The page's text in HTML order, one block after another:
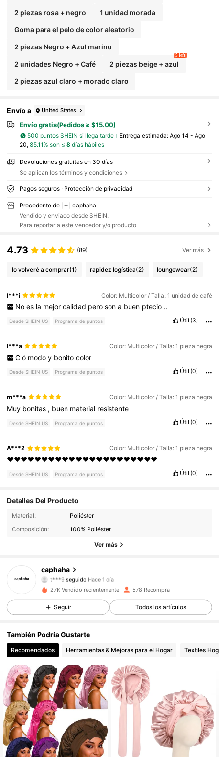
2 piezas rosa + negro 1 unidad morada
Goma para el pelo de color aleatorio
2 piezas Negro + Azul marino
2 unidades Negro + Café 2 piezas beige + azul
5 left
2 piezas azul claro + morado claro
Envío a United States
Envío gratis(Pedidos ≥ $15.00)
500 puntos SHEIN si llega tarde Entrega estimada: Ago 14 - Ago
20, 85.11% son ≤ 8días hábiles
Devoluciones gratuitas en 30 días
Se aplican los términos y condiciones
Pagos seguros · Protección de privacidad
Procedente de
caphaha
Vendido y enviado desde SHEIN.
Para reportar a este vendedor y/o producto
4.73 (89) Ver más
lo volveré a comprar(1) rapidez logística(2) loungewear(2)
l***i Color: Multicolor / Talla: 1 unidad de café
No es la mejor calidad pero son a buen ptecio ..
Desde SHEIN US Programa de puntos Útil (3)
I***a Color: Multicolor / Talla: 1 pieza negra
C ó modo y bonito color
Desde SHEIN US Programa de puntos Útil (0)
m***a Color: Multicolor / Talla: 1 pieza negra
Muy bonitas , buen material resistente
Desde SHEIN US Programa de puntos Útil (0)
A***2 Color: Multicolor / Talla: 1 pieza negra
❤️❤️❤️❤️❤️❤️❤️❤️❤️❤️❤️❤️❤️❤️❤️❤️❤️❤️❤️❤️❤️❤️
Desde SHEIN US Programa de puntos Útil (0)
Detalles Del Producto
Material:
Poliéster
Composición:
100% Poliéster
Ver más
caphaha
121 Seguidores
t***9 seguido Hace 1 día
4.75
4.75 121 Seguidores
4.75 121 Seguidores
4.75 121 Seguidores
4.75 121 Seguidores
4.75 121 Seguidores
27K Vendido recientemente 578 Recompra
Seguir Todos los artículos
También Podría Gustarte
Recomendados Herramientas & Mejoras para el Hogar Textiles